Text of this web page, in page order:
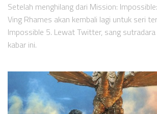
Setelah menghilang dari Mission:
Ving Rhames akan kembali lagi untuk seri
Impossible 5. Lewat Twitter, sang
kabar ini.